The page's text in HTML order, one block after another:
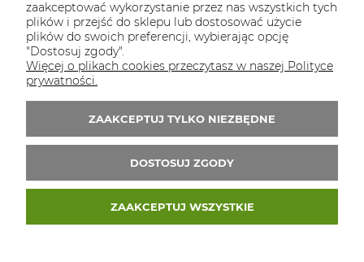
REGON: 523313151
Tel.:
796 434 468
E-mail:biuro@ekopaka.pl
Zapisz się do newslletera i odbierz 5% rabatu
na pierwsze zakupy
zaakceptować wykorzystanie przez nas wszystkich tych
plików i przejść do sklepu lub dostosować użycie
plików do swoich preferencji, wybierając opcję
"Dostosuj zgody".
Więcej o plikach cookies przeczytasz w naszej Polityce
prywatności.
ZAAKCEPTUJ TYLKO NIEZBĘDNE
DOSTOSUJ ZGODY
ZAAKCEPTUJ WSZYSTKIE